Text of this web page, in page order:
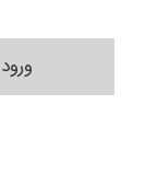
ورود